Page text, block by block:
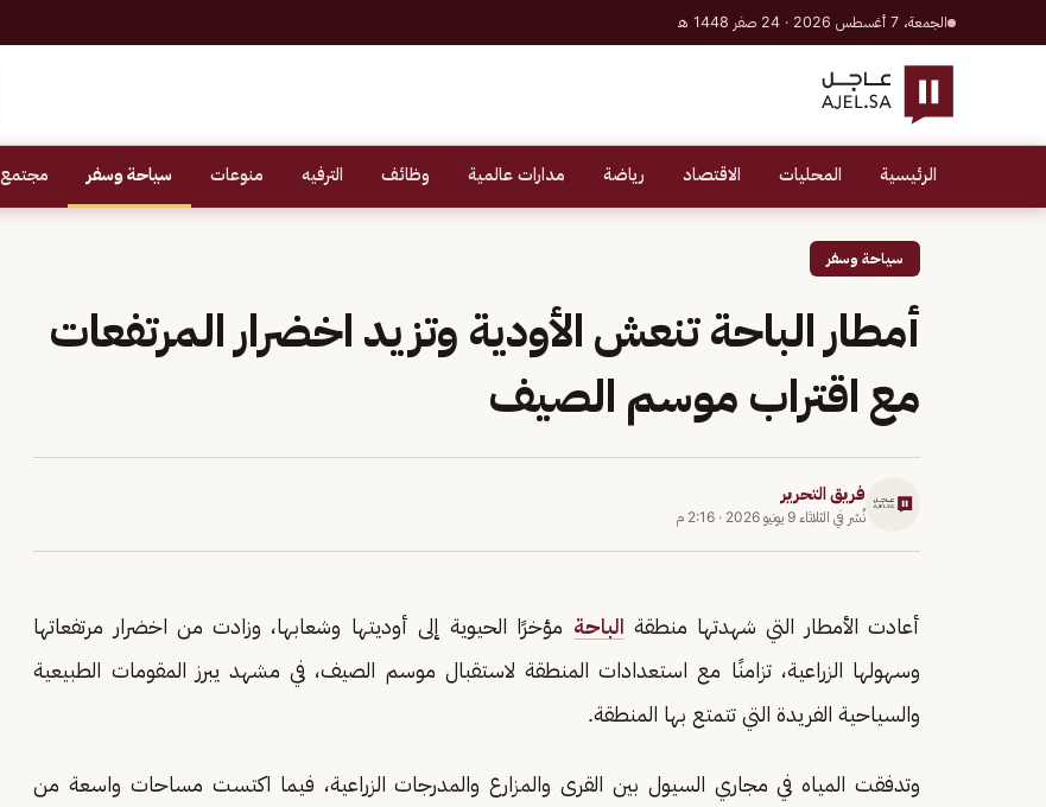
الجمعة، 7 أغسطس 2026 · 24 صفر 1448 هـ
الرئيسية المحليات الاقتصاد رياضة مدارات عالمية وظائف الترفيه منوعات سياحة وسفر مجتمع
سياحة وسفر
أمطار الباحة تنعش الأودية وتزيد اخضرار المرتفعات
مع اقتراب موسم الصيف
فريق التحرير
نُشر في الثلاثاء 9 يونيو 2026 · 2:16 م
أعادت الأمطار التي شهدتها منطقة الباحة مؤخرًا الحيوية إلى أوديتها وشعابها، وزادت من اخضرار مرتفعاتها
وسهولها الزراعية، تزامنًا مع استعدادات المنطقة لاستقبال موسم الصيف، في مشهد يبرز المقومات الطبيعية
والسياحية الفريدة التي تتمتع بها المنطقة.
وتدفقت المياه في مجاري السيول بين القرى والمزارع والمدرجات الزراعية، فيما اكتست مساحات واسعة من